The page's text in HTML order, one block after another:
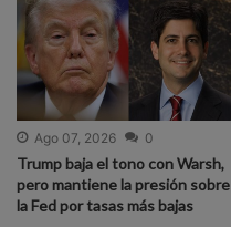
Ago 07, 2026 0
Trump baja el tono con Warsh,
pero mantiene la presión sobre
la Fed por tasas más bajas